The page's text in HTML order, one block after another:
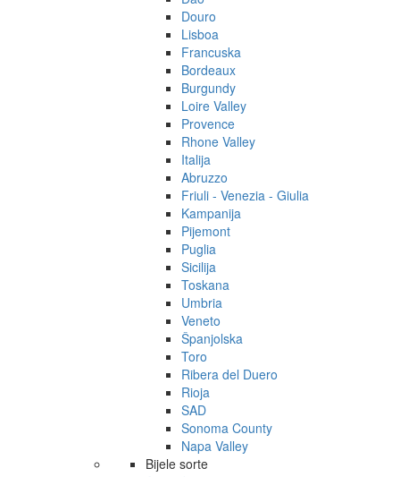
Douro
Lisboa
Francuska
Bordeaux
Burgundy
Loire Valley
Provence
Rhone Valley
Italija
Abruzzo
Friuli - Venezia - Giulia
Kampanija
Pijemont
Puglia
Sicilija
Toskana
Umbria
Veneto
Španjolska
Toro
Ribera del Duero
Rioja
SAD
Sonoma County
Napa Valley
Bijele sorte